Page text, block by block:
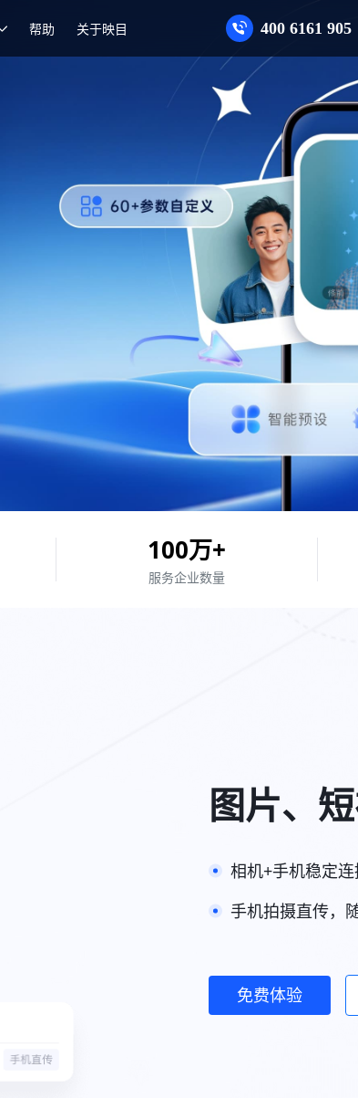
帮助 关于映目 400 6161 905
100万+
服务企业数量
图片、
相机+手机稳定
手机拍摄直传，
免费体验